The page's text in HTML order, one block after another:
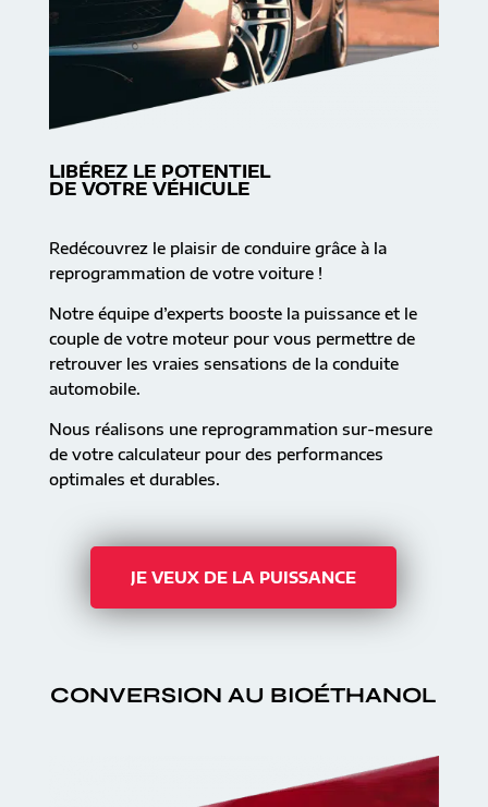
LIBÉREZ LE POTENTIEL
DE VOTRE VÉHICULE
Redécouvrez le plaisir de conduire grâce à la
reprogrammation de votre voiture !
Notre équipe d’experts booste la puissance et le
couple de votre moteur pour vous permettre de
retrouver les vraies sensations de la conduite
automobile.
Nous réalisons une reprogrammation sur-mesure
de votre calculateur pour des performances
optimales et durables.
JE VEUX DE LA PUISSANCE
CONVERSION AU BIOÉTHANOL